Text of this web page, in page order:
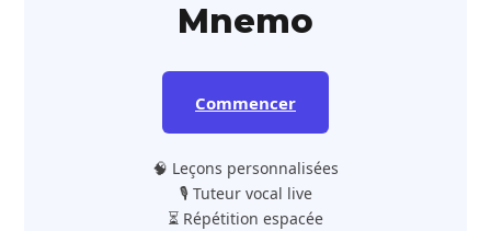
Mnemo
Commencer
🧠 Leçons personnalisées
🎙️ Tuteur vocal live
⏳ Répétition espacée